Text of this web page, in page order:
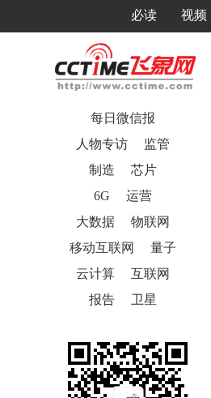
必读 视频
每日微信报
人物专访
监管
制造
芯片
6G
运营
大数据
物联网
移动互联网
量子
云计算
互联网
报告
卫星